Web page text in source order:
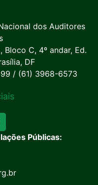
dos Auditores
Bloco C, 4º andar, Ed.
DF
/ (61) 3968-6573
Públicas: